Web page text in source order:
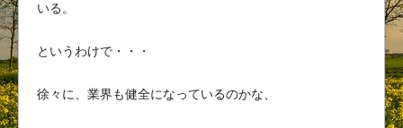
いる。
というわけで・・・
徐々に、業界も健全になっているのかな、